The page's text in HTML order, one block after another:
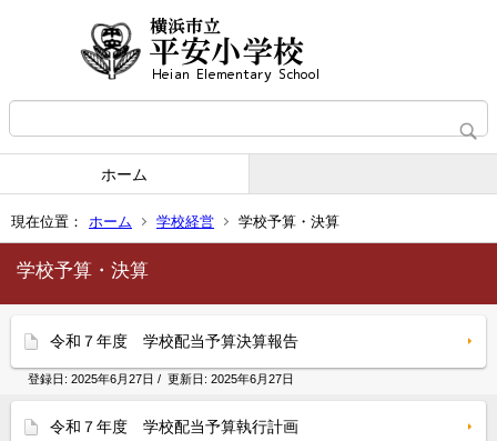
ホーム
現在位置： ホーム 学校経営 学校予算・決算
学校予算・決算
令和７年度 学校配当予算決算報告
登録日: 2025年6月27日 / 更新日: 2025年6月27日
令和７年度 学校配当予算執行計画